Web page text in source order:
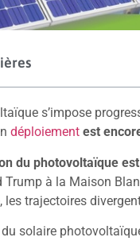
s’impose
déploiement est
du photovoltaïque
à la Maison
les trajectoires
solaire